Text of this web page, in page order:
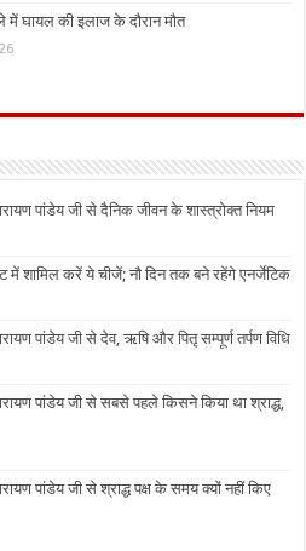
घायल की इलाज के दौरान मौत
पांडेय जी से दैनिक जीवन के शास्त्रोक्त नियम
में शामिल करें ये चीजें; नौ दिन तक बने रहेंगे एनर्जेटिक
पांडेय जी से देव, ऋषि और पितृ सम्पूर्ण तर्पण विधि
पांडेय जी से सबसे पहले किसने किया था श्राद्ध,
पांडेय जी से श्राद्ध पक्ष के समय क्यों नहीं किए